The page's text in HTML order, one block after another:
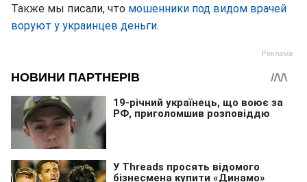
Также мы писали, что мошенники под видом врачей
воруют у украинцев деньги.